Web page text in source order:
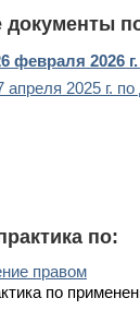
документы
февраля 2026
апреля 2025 г.
по:
правом
по